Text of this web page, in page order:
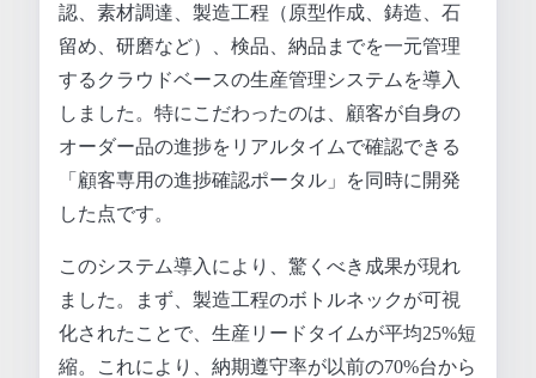
認、素材調達、製造工程（原型作成、鋳造、石
留め、研磨など）、検品、納品までを一元管理
するクラウドベースの生産管理システムを導入
しました。特にこだわったのは、顧客が自身の
オーダー品の進捗をリアルタイムで確認できる
「顧客専用の進捗確認ポータル」を同時に開発
した点です。
このシステム導入により、驚くべき成果が現れ
ました。まず、製造工程のボトルネックが可視
化されたことで、生産リードタイムが平均25%短
縮。これにより、納期遵守率が以前の70%台から